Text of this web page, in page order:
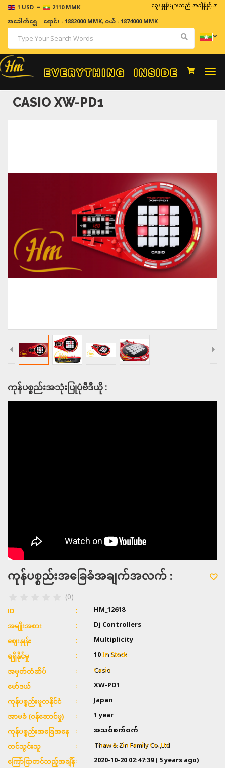
1 USD = 2110 MMK ဈေးနှုန်းများသည် အချိန်နှင့် အမျှပြောင်
အခေါက်ရွှေ=ရောင်း - 1882000 MMK, ဝယ် - 1874000 MMK
CASIO XW-PD1
ကုန်ပစ္စည်းအသုံးပြုပုံဗီဒီယို :
ကုန်ပစ္စည်းအခြေခံအချက်အလက် :
(0)
ID HM_12618
အမျိုးအစား Dj Controllers
ဈေးနှုန်း Multiplicity
ရရှိနိုင်မှု 10In Stock
အမှတ်တံဆိပ် Casio
မော်ဒယ် XW-PD1
ကုန်ပစ္စည်းမူလနိုင်ငံ Japan
အာမခံ (ဝန်ဆောင်မှု) 1 year
ကုန်ပစ္စည်းအခြေအနေ အသစ်စက်စက်
တင်သွင်းသူ Thaw & Zin Family Co.,Ltd
ကြော်ငြာတင်သည့်အချိန် 2020-10-20 02:47:39( 5 years ago)